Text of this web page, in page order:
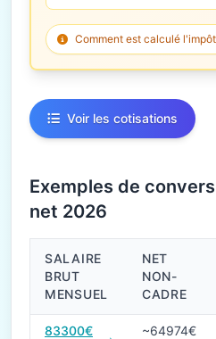
Comment est calculé
Voir les cotisations
Exemples de
net 2026
Conversions de salaire
SALAIRE
BRUT
MENSUEL
NET
NON-
CADRE
83300€
~64974€